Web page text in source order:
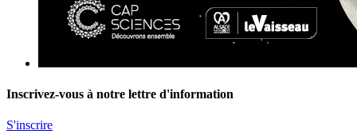
Inscrivez-vous à notre lettre d'information
S'inscrire